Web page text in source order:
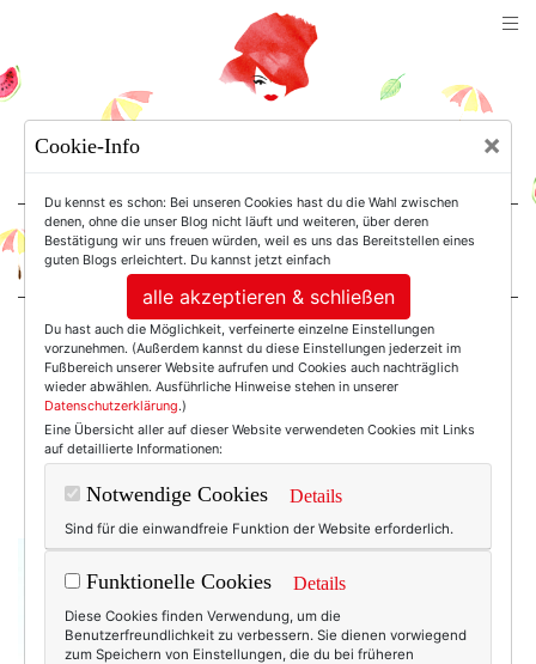
For Women. Not Girls.
Einträge mit dem
Tag: Eicheln
Cookie-Info ×
Du kennst es schon: Bei unseren Cookies hast du die Wahl zwischen
denen, ohne die unser Blog nicht läuft und weiteren, über deren
Bestätigung wir uns freuen würden, weil es uns das Bereitstellen eines
guten Blogs erleichtert. Du kannst jetzt einfach
alle akzeptieren & schließen
Du hast auch die Möglichkeit, verfeinerte einzelne Einstellungen
vorzunehmen. (Außerdem kannst du diese Einstellungen jederzeit im
Fußbereich unserer Website aufrufen und Cookies auch nachträglich
wieder abwählen. Ausführliche Hinweise stehen in unserer
Datenschutzerklärung.)
Eine Übersicht aller auf dieser Website verwendeten Cookies mit Links
auf detaillierte Informationen:
Notwendige Cookies Details
Sind für die einwandfreie Funktion der Website erforderlich.
Funktionelle Cookies Details
Diese Cookies finden Verwendung, um die
Benutzerfreundlichkeit zu verbessern. Sie dienen vorwiegend
zum Speichern von Einstellungen, die du bei früheren